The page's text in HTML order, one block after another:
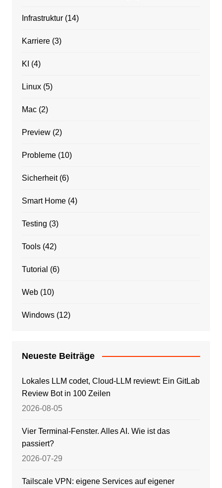
Infrastruktur(14)
Karriere(3)
KI (4)
Linux(5)
Mac(2)
Preview(2)
Probleme(10)
Sicherheit(6)
Smart Home(4)
Testing (3)
Tools(42)
Tutorial (6)
Web(10)
Windows(12)
Neueste Beiträge
Lokales LLM codet, Cloud-LLM reviewt: Ein GitLab
Review Bot in 100 Zeilen
2026-08-05
Vier Terminal-Fenster. Alles AI. Wie ist das
passiert?
2026-07-29
Tailscale VPN: eigene Services auf eigener